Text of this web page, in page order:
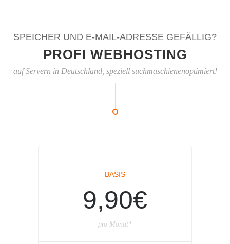
SPEICHER UND E-MAIL-ADRESSE GEFÄLLIG?
PROFI WEBHOSTING
auf Servern in Deutschland, speziell suchmaschienenoptimiert!
BASIS
9,90€
pro Monat*